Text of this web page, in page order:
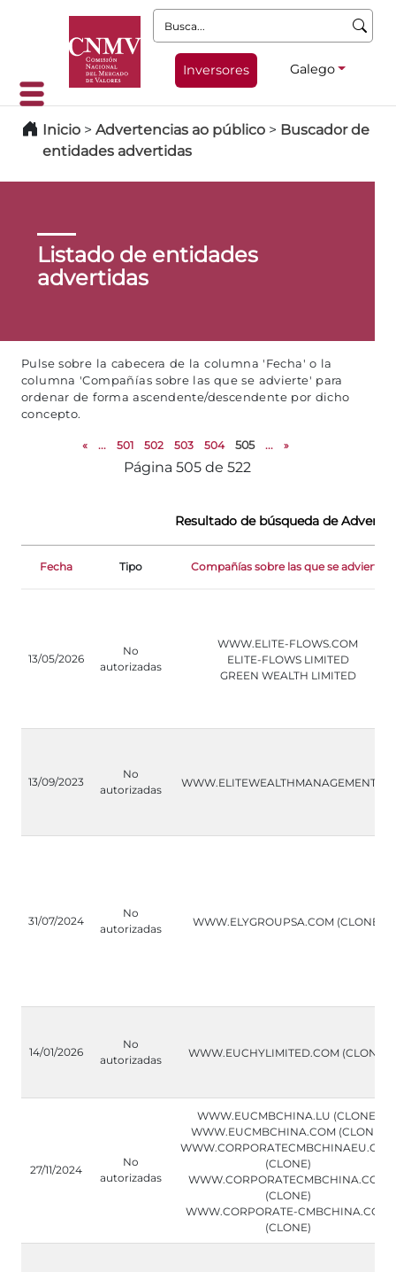
Busca:
Inversores Galego
Inicio > Advertencias ao público > Buscador de
entidades advertidas
Listado de entidades
advertidas
Pulse sobre la cabecera de la columna 'Fecha' o la
columna 'Compañías sobre las que se advierte' para
ordenar de forma ascendente/descendente por dicho
concepto.
« ... 501 502 503 504 505 ... »
Página 505 de 522
Resultado de búsqueda de
Fecha Tipo Compañías sobre las que se advierte
13/05/2026
No
autorizadas
WWW.ELITE-FLOWS.COM
ELITE-FLOWS LIMITED
GREEN WEALTH LIMITED
13/09/2023
No
autorizadas
WWW.ELITEWEALTHMANAGEMENT.LU
31/07/2024
No
autorizadas
WWW.ELYGROUPSA.COM (CLONE)
14/01/2026
No
autorizadas
WWW.EUCHYLIMITED.COM (CLONE)
27/11/2024
No
autorizadas
WWW.EUCMBCHINA.LU (CLONE)
WWW.EUCMBCHINA.COM (CLONE)
WWW.CORPORATECMBCHINAEU.COM
(CLONE)
WWW.CORPORATECMBCHINA.COM
(CLONE)
WWW.CORPORATE-CMBCHINA.COM
(CLONE)